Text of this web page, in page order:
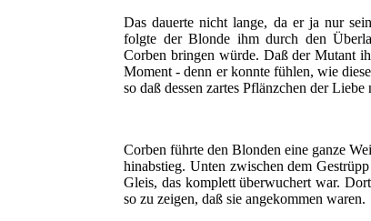
Das dauerte nicht lange, da er ja nur
folgte der Blonde ihm durch den
Corben bringen würde. Daß der Mutant
Moment - denn er konnte fühlen, wie
so daß dessen zartes Pflänzchen der Liebe
Corben führte den Blonden eine ganze
hinabstieg. Unten zwischen dem
Gleis, das komplett überwuchert war.
so zu zeigen, daß sie angekommen waren.